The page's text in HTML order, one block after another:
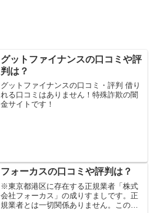
グットファイナンスの口コミや評
判は？
グットファイナンスの口コミ・評判 借り
れる口コミはありません！特殊詐欺の闇
金サイトです！
フォーカスの口コミや評判は？
※東京都港区に存在する正規業者「株式
会社フォーカス」の成りすましです。正
規業者とは一切関係ありません。このフ